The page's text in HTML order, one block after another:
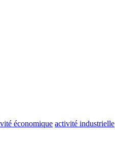
économique activité industrielle